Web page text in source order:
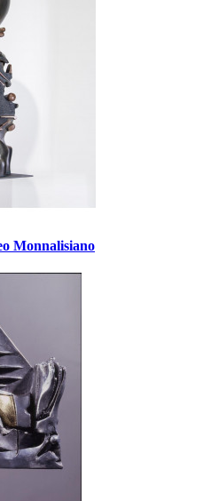
Monnalisiano